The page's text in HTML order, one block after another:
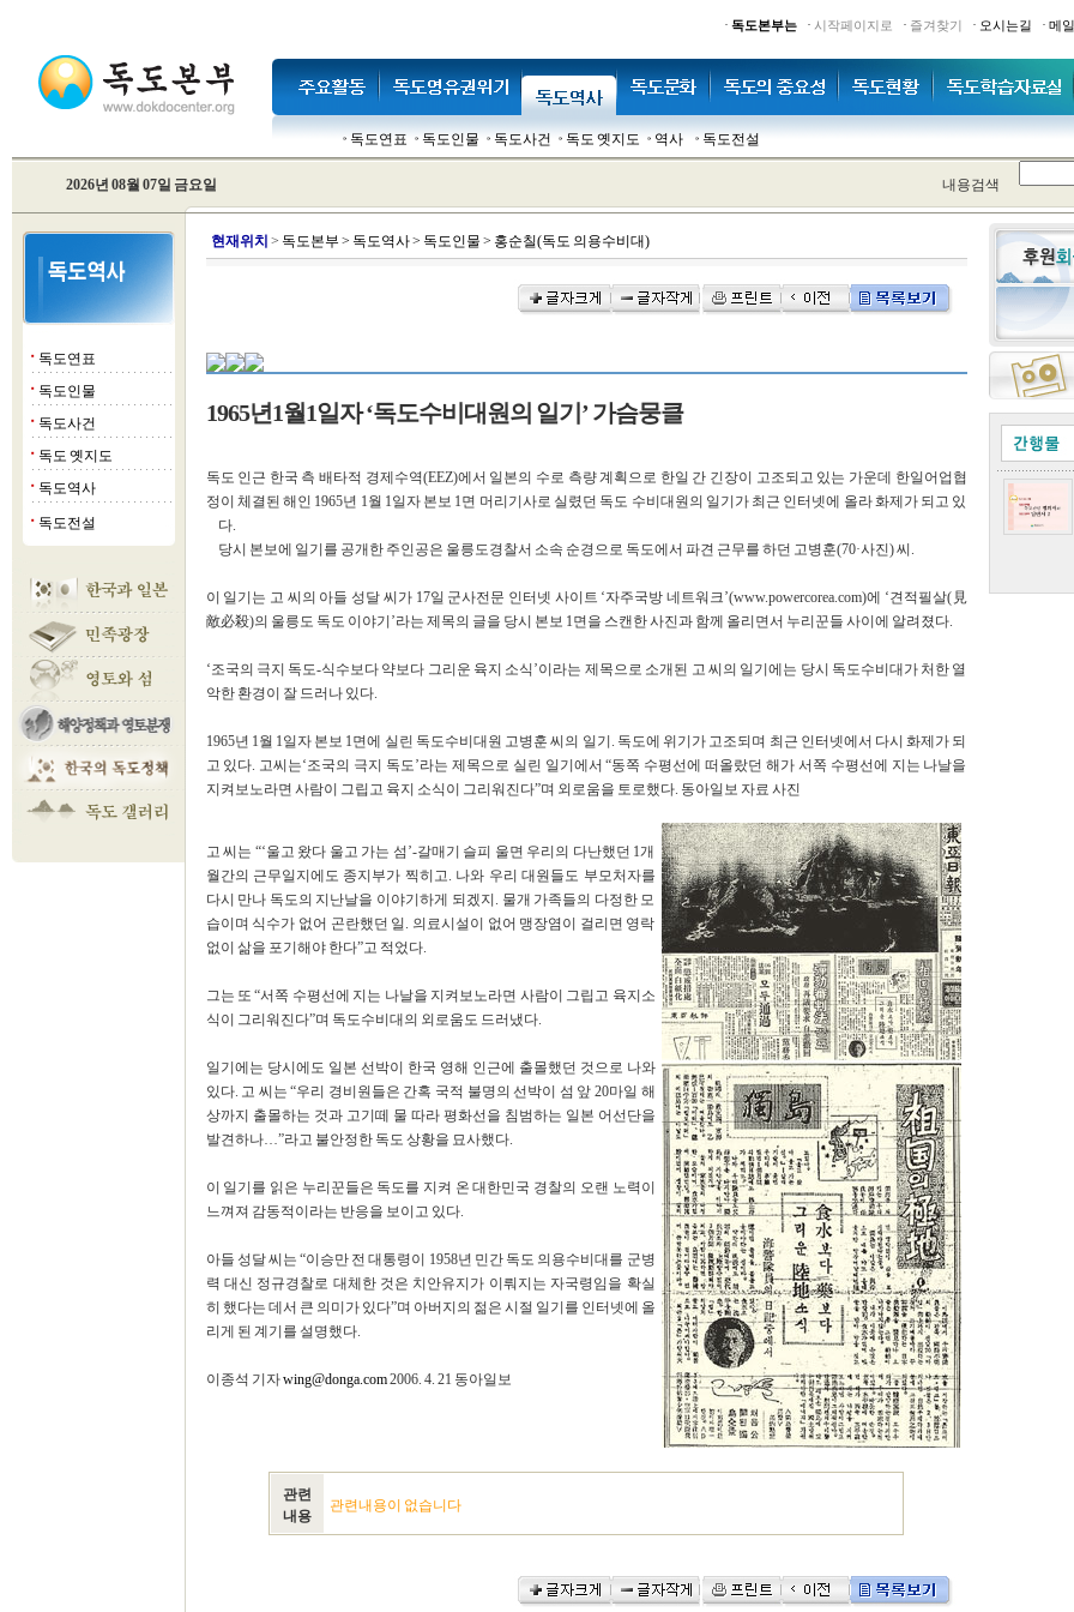
· 독도본부는 · 시작페이지로 · 즐겨찾기 · 오시는길 · 메
독도연표 독도인물 독도사건 독도 옛지도 역사 독도전설
2026년 08월 07일 금요일 내용검색
■ 독도연표
■ 독도인물
■ 독도사건
■ 독도 옛지도
■ 독도역사
■ 독도전설
현재위치 > 독도본부 > 독도역사> 독도인물 > 홍순칠(독도 의용수비대)
1965년1월1일자 ‘독도수비대원의 일기’ 가슴뭉클
독도 인근 한국 측 배타적 경제수역(EEZ)에서 일본의 수로 측량 계획으로 한일 간 긴장이 고조되고 있는 가운데 한일어업협
정이 체결된 해인 1965년 1월 1일자 본보 1면 머리기사로 실렸던 독도 수비대원의 일기가 최근 인터넷에 올라 화제가 되고 있
다.
당시 본보에 일기를 공개한 주인공은 울릉도경찰서 소속 순경으로 독도에서 파견 근무를 하던 고병훈(70·사진) 씨.
이 일기는 고 씨의 아들 성달 씨가 17일 군사전문 인터넷 사이트 ‘자주국방 네트워크’(www.powercorea.com)에 ‘견적필살(見
敵必殺)의 울릉도 독도 이야기’라는 제목의 글을 당시 본보 1면을 스캔한 사진과 함께 올리면서 누리꾼들 사이에 알려졌다.
‘조국의 극지 독도-식수보다 약보다 그리운 육지 소식’이라는 제목으로 소개된 고 씨의 일기에는 당시 독도수비대가 처한 열
악한 환경이 잘 드러나 있다.
1965년 1월 1일자 본보 1면에 실린 독도수비대원 고병훈 씨의 일기. 독도에 위기가 고조되며 최근 인터넷에서 다시 화제가 되
고 있다. 고씨는‘조국의 극지 독도’라는 제목으로 실린 일기에서 “동쪽 수평선에 떠올랐던 해가 서쪽 수평선에 지는 나날을
지켜보노라면 사람이 그립고 육지 소식이 그리워진다”며 외로움을 토로했다. 동아일보 자료 사진
고 씨는 “‘울고 왔다 울고 가는 섬’-갈매기 슬피 울면 우리의 다난했던 1개
월간의 근무일지에도 종지부가 찍히고. 나와 우리 대원들도 부모처자를
다시 만나 독도의 지난날을 이야기하게 되겠지. 물개 가족들의 다정한 모
습이며 식수가 없어 곤란했던 일. 의료시설이 없어 맹장염이 걸리면 영락
없이 삶을 포기해야 한다”고 적었다.
그는 또 “서쪽 수평선에 지는 나날을 지켜보노라면 사람이 그립고 육지소
식이 그리워진다”며 독도수비대의 외로움도 드러냈다.
일기에는 당시에도 일본 선박이 한국 영해 인근에 출몰했던 것으로 나와
있다. 고 씨는 “우리 경비원들은 간혹 국적 불명의 선박이 섬 앞 20마일 해
상까지 출몰하는 것과 고기떼 물 따라 평화선을 침범하는 일본 어선단을
발견하나…”라고 불안정한 독도 상황을 묘사했다.
이 일기를 읽은 누리꾼들은 독도를 지켜 온 대한민국 경찰의 오랜 노력이
느껴져 감동적이라는 반응을 보이고 있다.
아들 성달 씨는 “이승만 전 대통령이 1958년 민간 독도 의용수비대를 군병
력 대신 정규경찰로 대체한 것은 치안유지가 이뤄지는 자국령임을 확실
히 했다는 데서 큰 의미가 있다”며 아버지의 젊은 시절 일기를 인터넷에 올
리게 된 계기를 설명했다.
이종석 기자wing@donga.com2006. 4. 21 동아일보
관련
내용
관련내용이 없습니다